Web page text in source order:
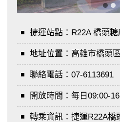
捷運站點： R22A 橋頭糖
地址位置： 高雄市橋頭
聯絡電話： 07-6113691
開放時間： 每日09:00-
轉乘資訊： 捷運R22A橋